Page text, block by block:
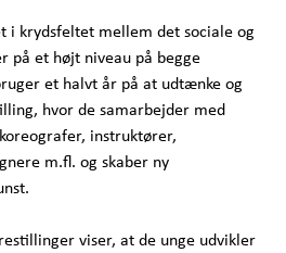
i krydsfeltet mellem det sociale og
på et højt niveau på begge
et halvt år på at udtænke og
hvor de samarbejder med
instruktører,
m.fl. og skaber ny
viser, at de unge udvikler